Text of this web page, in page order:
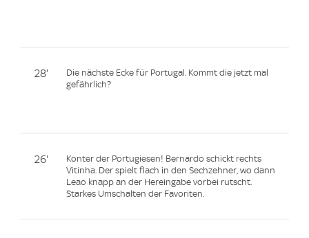
28'
Die nächste Ecke für Portugal. Kommt die jetzt mal
gefährlich?
26'
Konter der Portugiesen! Bernardo schickt rechts
Vitinha. Der spielt flach in den Sechzehner, wo dann
Leao knapp an der Hereingabe vorbei rutscht.
Starkes Umschalten der Favoriten.